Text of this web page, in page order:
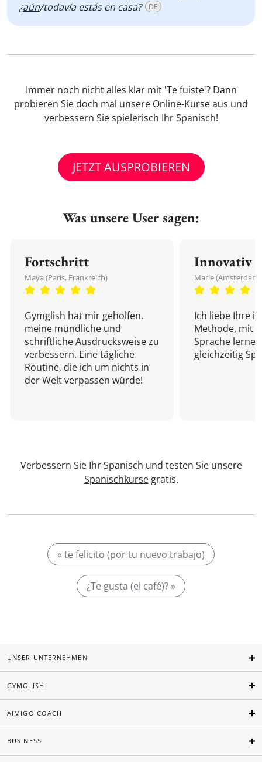
¿aún/todavía estás en casa? DE
Immer noch nicht alles klar mit 'Te fuiste'? Dann
probieren Sie doch mal unsere Online-Kurse aus und
verbessern Sie spielerisch Ihr Spanisch!
JETZT AUSPROBIEREN
Was unsere User sagen:
Fortschritt
Maya (Paris, Frankreich)
Gymglish hat mir geholfen,
meine mündliche und
schriftliche Ausdrucksweise zu
verbessern. Eine tägliche
Routine, die ich um nichts in
der Welt verpassen würde!
Innovativ
Marie
Ich liebe Ihre
Methode, mit
Sprache
gleichzeitig
Verbessern Sie Ihr Spanisch und testen Sie unsere
Spanischkursegratis.
« te felicito (por tu nuevo trabajo)
¿Te gusta (el café)? »
UNSER UNTERNEHMEN
GYMGLISH
AIMIGO COACH
BUSINESS